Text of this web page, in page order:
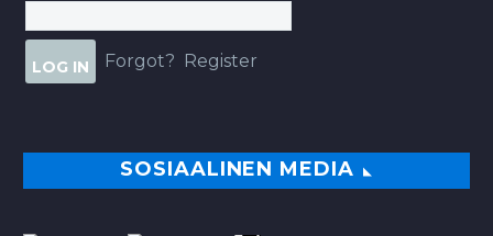
Forgot? Register
SOSIAALINEN MEDIA